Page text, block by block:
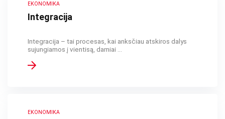
EKONOMIKA
Integracija
Integracija – tai procesas, kai anksčiau atskiros dalys
sujungiamos į vientisą, darniai ...
EKONOMIKA